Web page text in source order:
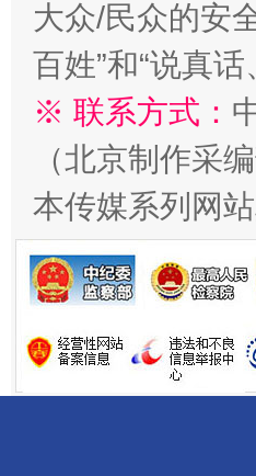
大众/民众的安
百姓”和“说真
※ 联系方式：
（北京制作采编
本传媒系列网